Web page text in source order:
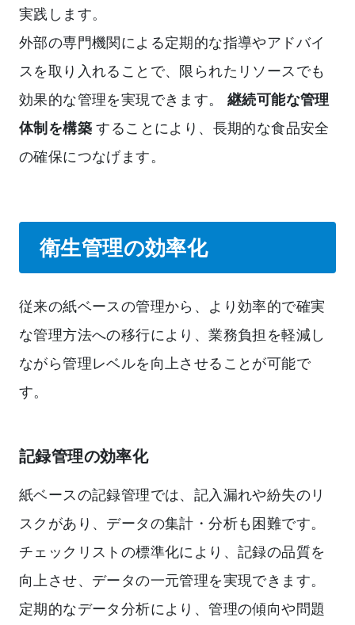
実践します。
外部の専門機関による定期的な指導やアドバイ
スを取り入れることで、限られたリソースでも
効果的な管理を実現できます。 継続可能な管理
体制を構築 することにより、長期的な食品安全
の確保につなげます。
衛生管理の効率化
従来の紙ベースの管理から、より効率的で確実
な管理方法への移行により、業務負担を軽減し
ながら管理レベルを向上させることが可能で
す。
記録管理の効率化
紙ベースの記録管理では、記入漏れや紛失のリ
スクがあり、データの集計・分析も困難です。
チェックリストの標準化により、記録の品質を
向上させ、データの一元管理を実現できます。
定期的なデータ分析により、管理の傾向や問題